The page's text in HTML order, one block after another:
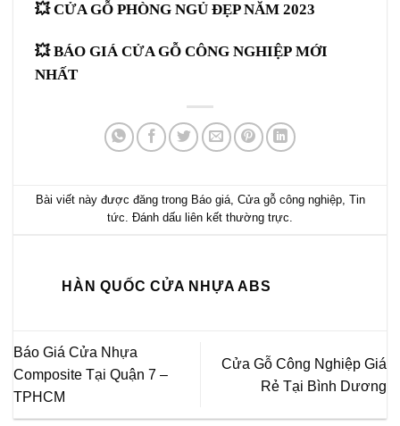
💥CỬA GỖ PHÒNG NGỦ ĐẸP NĂM 2023
💥 BÁO GIÁ CỬA GỖ CÔNG NGHIỆP MỚI
NHẤT
Bài viết này được đăng trong Báo giá, Cửa gỗ công nghiệp, Tin
tức. Đánh dấu liên kết thường trực.
HÀN QUỐC CỬA NHỰA ABS
Báo Giá Cửa Nhựa
Composite Tại Quận 7 –
TPHCM
Cửa Gỗ Công Nghiệp Giá
Rẻ Tại Bình Dương